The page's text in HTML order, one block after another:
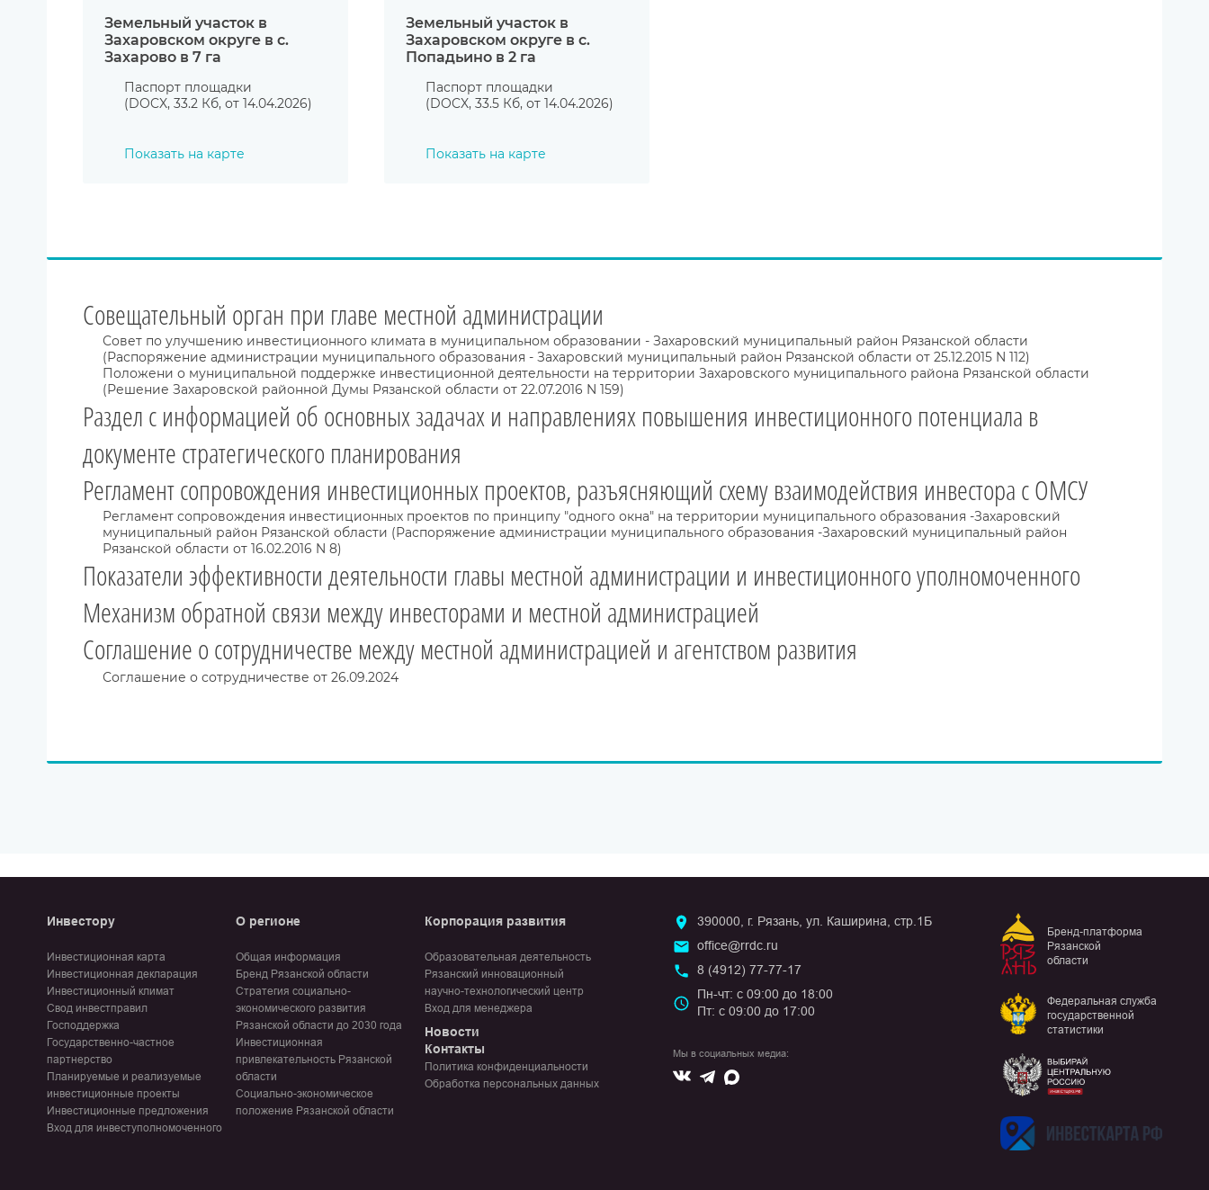
Земельный участок в
Захаровском округе в с.
Захарово в 7 га
Паспорт площадки
(DOCX, 33.2 Кб, от 14.04.2026)
Показать на карте
Земельный участок в
Захаровском округе в с.
Попадьино в 2 га
Паспорт площадки
(DOCX, 33.5 Кб, от 14.04.2026)
Показать на карте
Совещательный орган при главе местной администрации
Совет по улучшению инвестиционного климата в муниципальном образовании - Захаровский муниципальный район Рязанской области
(Распоряжение администрации муниципального образования - Захаровский муниципальный район Рязанской области от 25.12.2015 N 112)
Положени о муниципальной поддержке инвестиционной деятельности на территории Захаровского муниципального района Рязанской области
(Решение Захаровской районной Думы Рязанской области от 22.07.2016 N 159)
Раздел с информацией об основных задачах и направлениях повышения инвестиционного потенциала в
документе стратегического планирования
Регламент сопровождения инвестиционных проектов, разъясняющий схему взаимодействия инвестора с ОМСУ
Регламент сопровождения инвестиционных проектов по принципу "одного окна" на территории муниципального образования -Захаровский
муниципальный район Рязанской области (Распоряжение администрации муниципального образования -Захаровский муниципальный район
Рязанской области от 16.02.2016 N 8)
Показатели эффективности деятельности главы местной администрации и инвестиционного уполномоченного
Механизм обратной связи между инвесторами и местной администрацией
Соглашение о сотрудничестве между местной администрацией и агентством развития
Соглашение о сотрудничестве от 26.09.2024
Инвестору
Инвестиционная карта
Инвестиционная декларация
Инвестиционный климат
Свод инвестправил
Господдержка
Государственно-частное
партнерство
Планируемые и реализуемые
инвестиционные проекты
Инвестиционные предложения
Вход для инвеступолномоченного
О регионе
Общая информация
Бренд Рязанской области
Стратегия социально-
экономического развития
Рязанской области до 2030 года
Инвестиционная
привлекательность Рязанской
области
Социально-экономическое
положение Рязанской области
Корпорация развития
Образовательная деятельность
Рязанский инновационный
научно-технологический центр
Вход для менеджера
Новости
Контакты
Политика конфиденциальности
Обработка персональных данных
390000, г. Рязань, ул. Каширина, стр.1Б
office@rrdc.ru
8 (4912) 77-77-17
Пн-чт: с 09:00 до 18:00
Пт: с 09:00 до 17:00
Мы в социальных медиа:
Вконтакте
Telegram
Max
Бренд-платформа
Рязанской
области
Федеральная служба
государственной
статистики